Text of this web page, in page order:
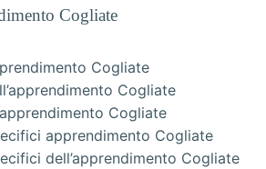
Cogliate
Cogliate
Cogliate
Cogliate
apprendimento Cogliate
dell’apprendimento Cogliate